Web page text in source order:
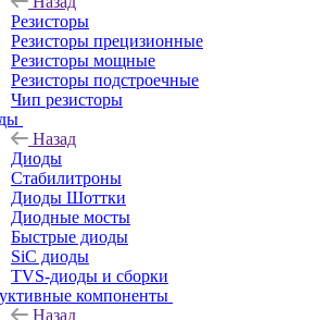
Резисторы
Резисторы прецизионные
Резисторы мощные
Резисторы подстроечные
Чип резисторы
Назад
Диоды
Стабилитроны
Диоды Шоттки
Диодные мосты
Быстрые диоды
SiC диоды
TVS-диоды и сборки
компоненты
Назад